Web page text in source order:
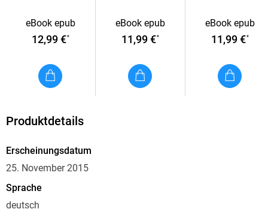
eBook epub
12,99 €*
eBook epub
11,99 €*
eBook epub
11,99 €*
Produktdetails
Erscheinungsdatum
25. November 2015
Sprache
deutsch